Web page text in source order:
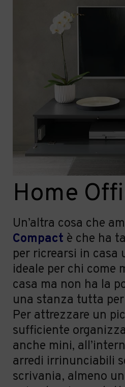
Home
Un’altra cosa che
Compact è che ha
per ricrearsi in casa
ideale per chi come
casa ma non ha la
una stanza tutta per
Per attrezzare un
sufficiente
anche mini,
arredi irrinunciabili
scrivania, almeno